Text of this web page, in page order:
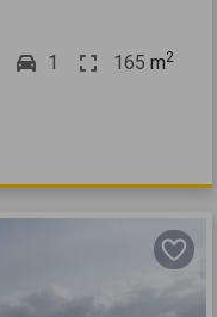
1 165 m2